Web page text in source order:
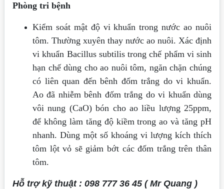
Phòng tri bệnh
Kiểm soát mật độ vi khuẩn trong nước ao nuôi
tôm. Thường xuyên thay nước ao nuôi. Xác định
vi khuẩn Bacillus subtilis trong chế phẩm vi sinh
hạn chế dùng cho ao nuôi tôm, ngăn chặn chúng
có liên quan đến bênh đốm trắng do vi khuẩn.
Ao đã nhiễm bênh đốm trắng do vi khuẩn dùng
vôi nung (CaO) bón cho ao liều lượng 25ppm,
để không làm tăng độ kiềm trong ao và tăng pH
nhanh. Dùng một số khoáng vi lượng kích thích
tôm lột vỏ sẽ giảm bớt các đốm trắng trên thân
tôm.
Hỗ trợ kỹ thuật : 098 777 36 45 ( Mr Quang )